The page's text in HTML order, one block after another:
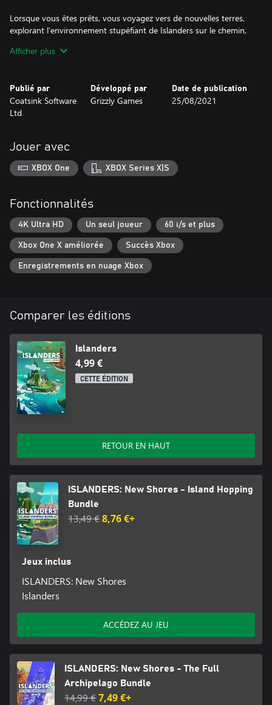
Lorsque vous êtes prêts, vous voyagez vers de nouvelles terres,
explorant l’environnement stupéfiant de Islanders sur le chemin,
vous construirez, plus élevé sera votre pointage et plus
Afficher plus
Publié par
Coatsink Software
Ltd
Développé par
Grizzly Games
Date de publication
25/08/2021
Jouer avec
XBOX One XBOX Series X|S
Fonctionnalités
4K Ultra HD Un seul joueur 60 i/s et plus
Xbox One X améliorée Succès Xbox
Enregistrements en nuage Xbox
Comparer les éditions
Islanders
4,99 €
CETTE ÉDITION
RETOUR EN HAUT
ISLANDERS: New Shores - Island Hopping
Bundle
13,49 €8,76 €+
Jeux inclus
ISLANDERS: New Shores
Islanders
ACCÉDEZ AU JEU
ISLANDERS: New Shores - The Full
Archipelago Bundle
14,99 €7,49 €+